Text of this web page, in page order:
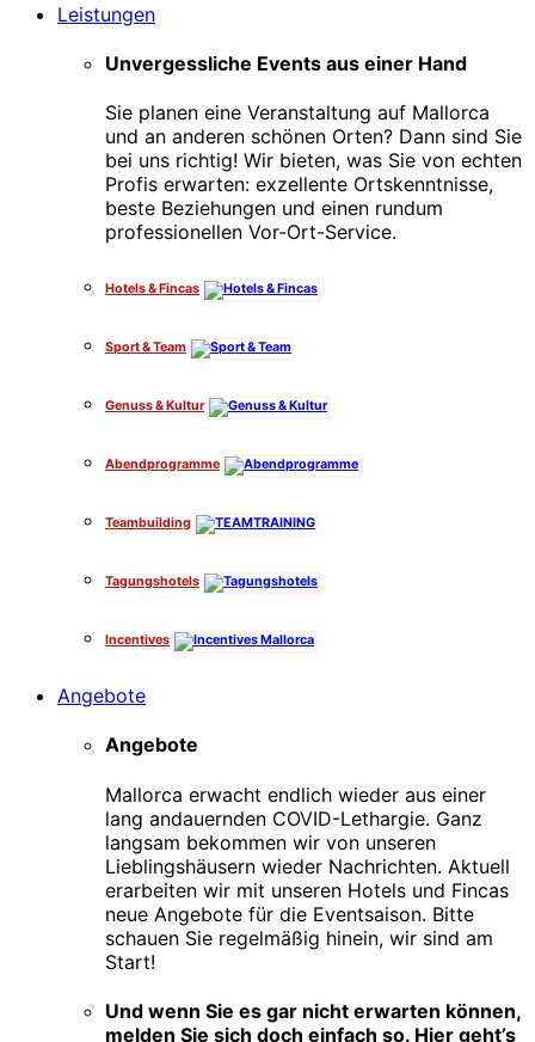
Leistungen
Unvergessliche Events aus einer Hand
Sie planen eine Veranstaltung auf Mallorca
und an anderen schönen Orten? Dann sind Sie
bei uns richtig! Wir bieten, was Sie von echten
Profis erwarten: exzellente Ortskenntnisse,
beste Beziehungen und einen rundum
professionellen Vor-Ort-Service.
Hotels & Fincas
Sport & Team
Genuss & Kultur
Abendprogramme
Teambuilding
Tagungshotels
Incentives
Angebote
Angebote
Mallorca erwacht endlich wieder aus einer
lang andauernden COVID-Lethargie. Ganz
langsam bekommen wir von unseren
Lieblingshäusern wieder Nachrichten. Aktuell
erarbeiten wir mit unseren Hotels und Fincas
neue Angebote für die Eventsaison. Bitte
schauen Sie regelmäßig hinein, wir sind am
Start!
Und wenn Sie es gar nicht erwarten können,
melden Sie sich doch einfach so. Hier geht’s